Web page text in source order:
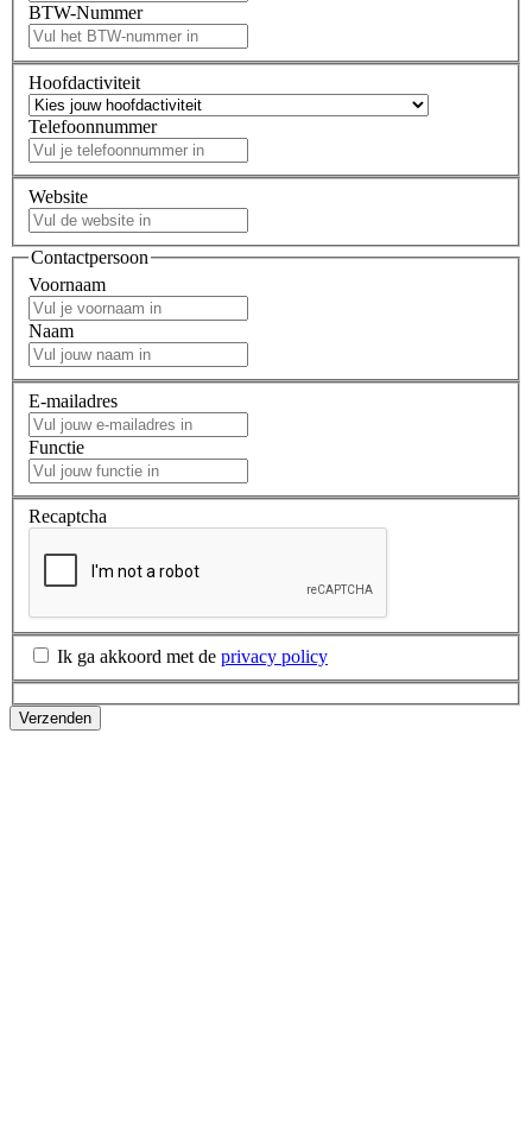
BTW-Nummer
Hoofdactiviteit
Telefoonnummer
Website
Contactpersoon
Voornaam
Naam
E-mailadres
Functie
Recaptcha
Ik ga akkoord met de privacy policy